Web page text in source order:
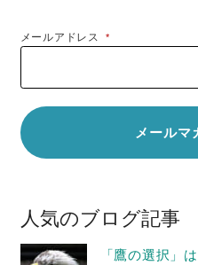
メールアドレス*
人気のブログ記事
「鷹の選択」